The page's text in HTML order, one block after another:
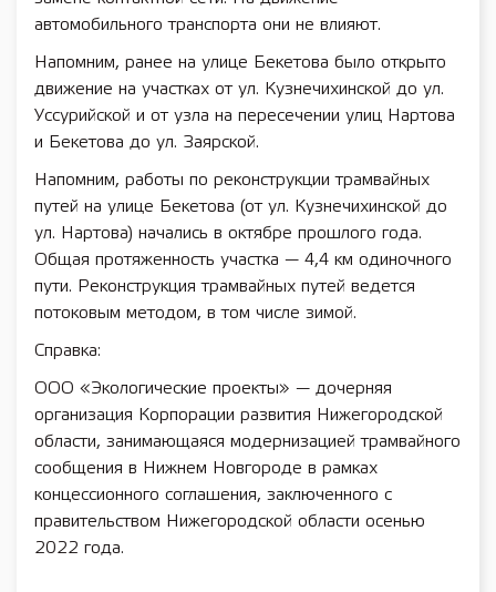
автомобильного транспорта они не влияют.
Напомним, ранее на улице Бекетова было открыто
движение на участках от ул. Кузнечихинской до ул.
Уссурийской и от узла на пересечении улиц Нартова
и Бекетова до ул. Заярской.
Напомним, работы по реконструкции трамвайных
путей на улице Бекетова (от ул. Кузнечихинской до
ул. Нартова) начались в октябре прошлого года.
Общая протяженность участка — 4,4 км одиночного
пути. Реконструкция трамвайных путей ведется
потоковым методом, в том числе зимой.
Справка:
ООО «Экологические проекты» — дочерняя
организация Корпорации развития Нижегородской
области, занимающаяся модернизацией трамвайного
сообщения в Нижнем Новгороде в рамках
концессионного соглашения, заключенного с
правительством Нижегородской области осенью
2022 года.